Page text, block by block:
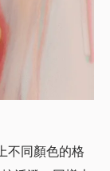
不同顏色的格